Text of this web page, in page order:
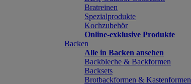
Bratreinen
Spezialprodukte
Kochzubehör
Online-exklusive Produkte
Backen
Alle in Backen ansehen
Backbleche & Backformen
Backsets
Brotbackformen & Kastenformen